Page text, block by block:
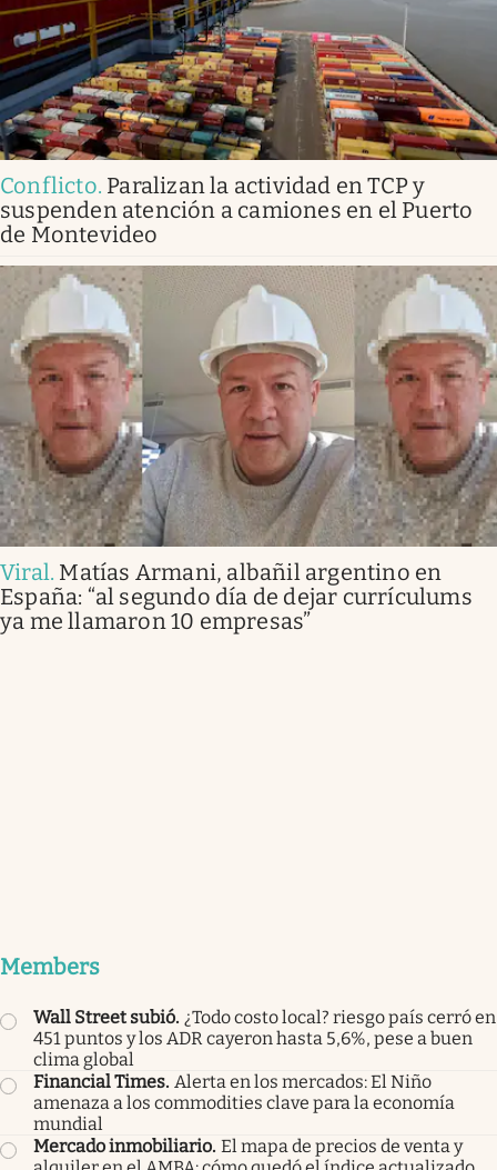
Conflicto. Paralizan la actividad en TCP y
suspenden atención a camiones en el Puerto
de Montevideo
Viral. Matías Armani, albañil argentino en
España: “al segundo día de dejar currículums
ya me llamaron 10 empresas”
Members
Wall Street subió. ¿Todo costo local? riesgo país cerró en
451 puntos y los ADR cayeron hasta 5,6%, pese a buen
clima global
Financial Times. Alerta en los mercados: El Niño
amenaza a los commodities clave para la economía
mundial
Mercado inmobiliario. El mapa de precios de venta y